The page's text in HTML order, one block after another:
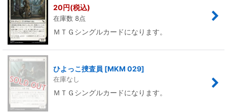
20円(税込)
在庫数 8点
ＭＴＧシングルカードになります。
ひよっこ捜査員 [MKM 029]
在庫なし
ＭＴＧシングルカードになります。